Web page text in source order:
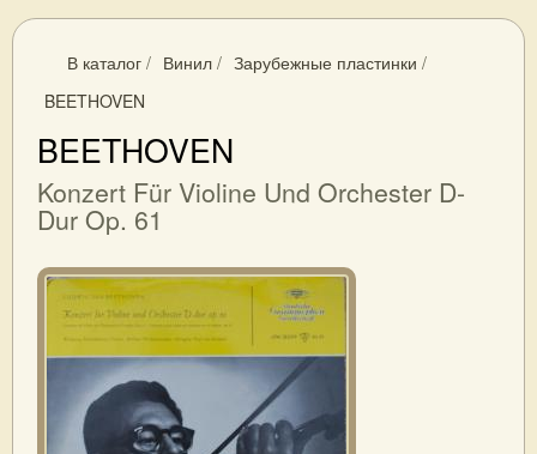
В каталог / Винил / Зарубежные пластинки /
BEETHOVEN
BEETHOVEN
Konzert Für Violine Und Orchester D-
Dur Op. 61